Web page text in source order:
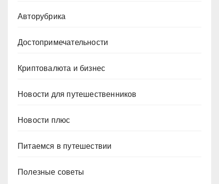
Авторубрика
Достопримечательности
Криптовалюта и бизнес
Новости для путешественников
Новости плюс
Питаемся в путешествии
Полезные советы